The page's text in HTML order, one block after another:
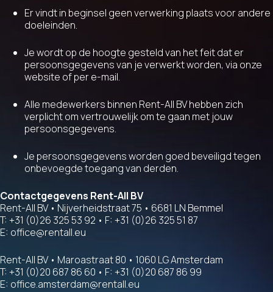
Er vindt in beginsel geen verwerking plaats voor andere
doeleinden.
Je wordt op de hoogte gesteld van het feit dat er
persoonsgegevens van je verwerkt worden, via onze
website of per e-mail.
Alle medewerkers binnen Rent-All BV hebben zich
verplicht om vertrouwelijk om te gaan met jouw
persoonsgegevens.
Je persoonsgegevens worden goed beveiligd tegen
onbevoegde toegang van derden.
Contactgegevens Rent-All BV
Rent-All BV • Nijverheidstraat 75 • 6681 LN Bemmel
T: +31 (0)26 325 53 92 • F: +31 (0)26 325 51 87
E: office@rentall.eu
Rent-All BV • Maroastraat 80 • 1060 LG Amsterdam
T: +31 (0)20 687 86 60 • F: +31 (0)20 687 86 99
E: office.amsterdam@rentall.eu